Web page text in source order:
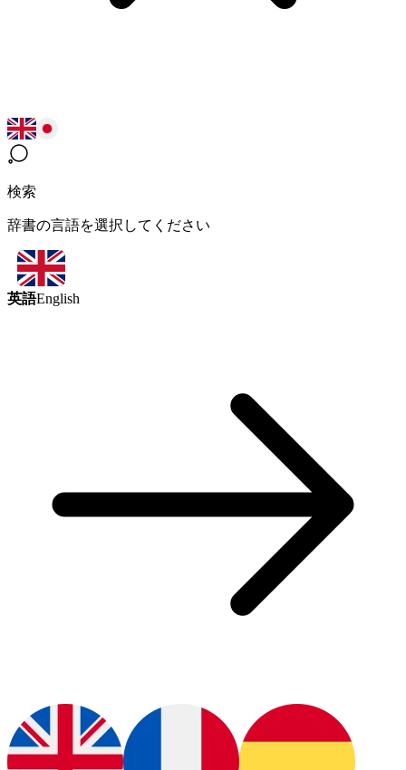
検索
辞書の言語を選択してください
英語English